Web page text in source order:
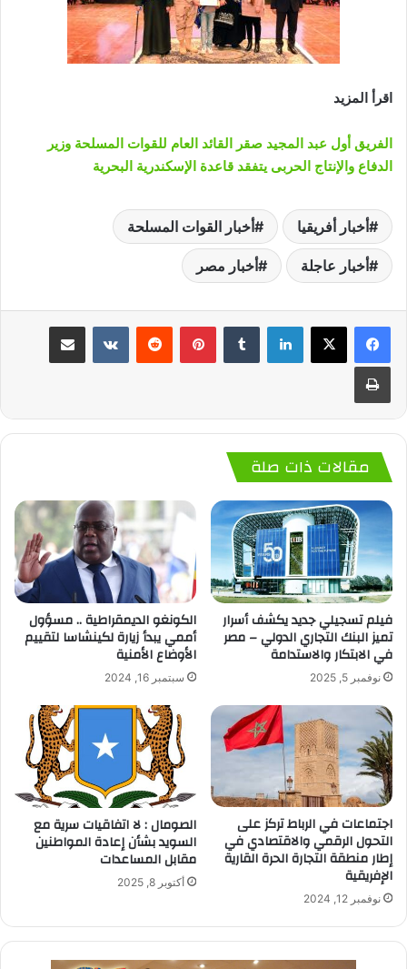
اقرأ المزيد
الفريق أول عبد المجيد صقر القائد العام للقوات المسلحة وزير
الدفاع والإنتاج الحربى يتفقد قاعدة الإسكندرية البحرية
أخبار أفريقيا أخبار القوات المسلحة
أخبار عاجلة أخبار مصر
لينكدإن بينتيريست
مقالات ذات صلة
فيلم تسجيلي جديد يكشف أسرار
تميز البنك التجاري الدولي – مصر
في الابتكار والاستدامة
نوفمبر 5, 2025
الكونغو الديمقراطية .. مسؤول
أممي يبدأ زيارة لكينشاسا لتقييم
الأوضاع الأمنية
سبتمبر 16, 2024
اجتماعات في الرباط تركز على
التحول الرقمي والاقتصادي في
إطار منطقة التجارة الحرة القارية
الإفريقية
نوفمبر 12, 2024
الصومال : لا اتفاقيات سرية مع
السويد بشأن إعادة المواطنين
مقابل المساعدات
أكتوبر 8, 2025